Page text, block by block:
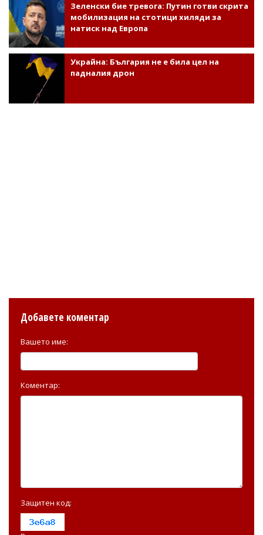
Зеленски бие тревога: Путин готви скрита
мобилизация на стотици хиляди за
натиск над Европа
Украйна: България не е била цел на
падналия дрон
Добавете коментар
Вашето име:
Коментар:
Защитен код: